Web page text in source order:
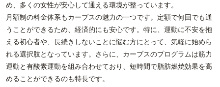
め、多くの女性が安心して通える環境が整っています。
月額制の料金体系もカーブスの魅力の一つです。定額で何回でも通
うことができるため、経済的にも安心です。特に、運動に不安を抱
える初心者や、長続きしないことに悩む方にとって、気軽に始めら
れる選択肢となっています。さらに、カーブスのプログラムは筋力
運動と有酸素運動を組み合わせており、短時間で脂肪燃焼効果を高
めることができるのも特長です。